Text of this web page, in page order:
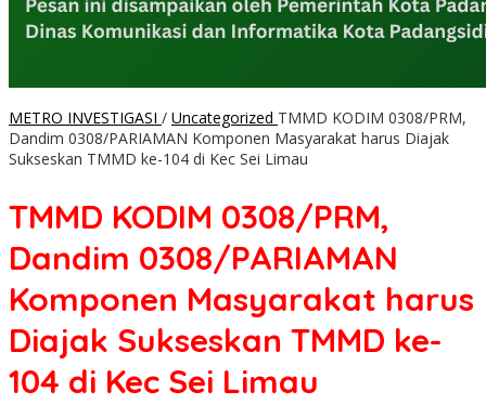
METRO INVESTIGASI / Uncategorized TMMD KODIM 0308/PRM,
Dandim 0308/PARIAMAN Komponen Masyarakat harus Diajak
Sukseskan TMMD ke-104 di Kec Sei Limau
TMMD KODIM 0308/PRM,
Dandim 0308/PARIAMAN
Komponen Masyarakat harus
Diajak Sukseskan TMMD ke-
104 di Kec Sei Limau